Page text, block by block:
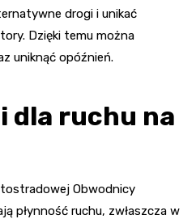
drogi i unikać
Dzięki temu można
uniknąć opóźnień.
dla ruchu na
Obwodnicy
płynność ruchu, zwłaszcza w